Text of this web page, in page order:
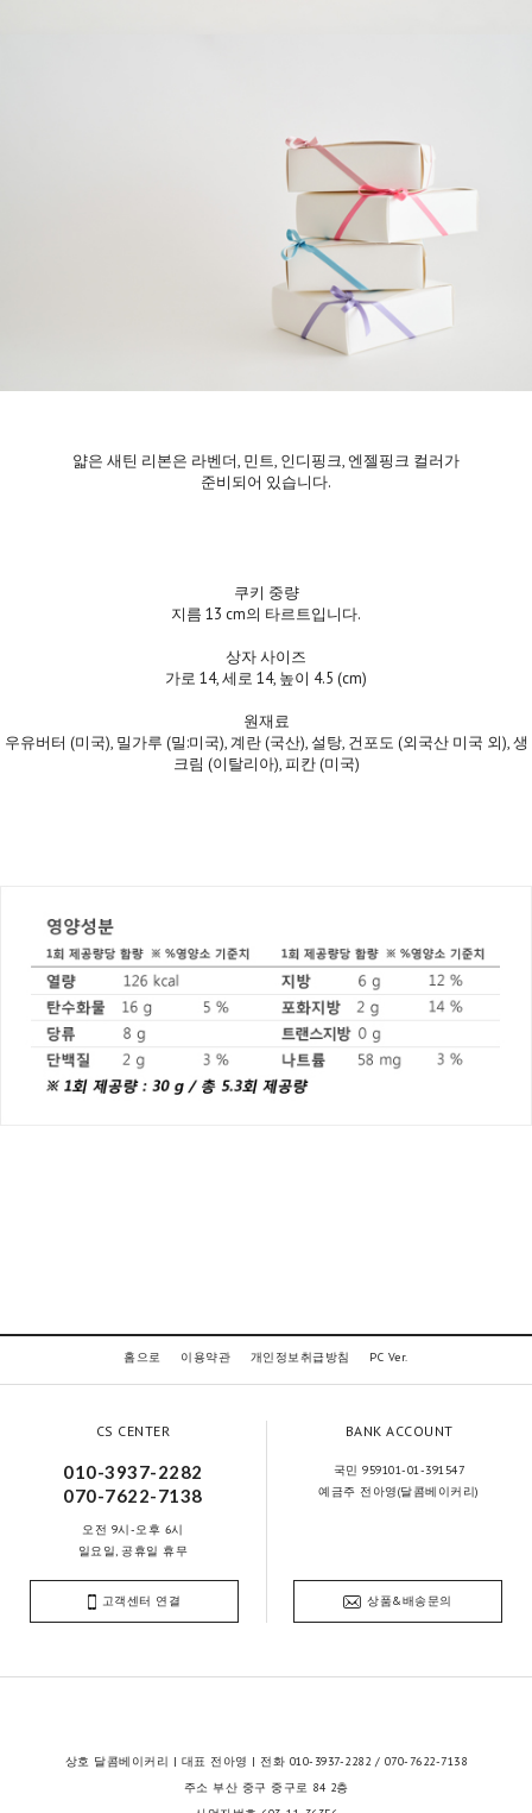
얇은 새틴 리본은 라벤더, 민트, 인디핑크, 엔젤핑크 컬러가
준비되어 있습니다.
쿠키 중량
지름 13 cm의 타르트입니다.
상자 사이즈
가로 14, 세로 14, 높이 4.5 (cm)
원재료
우유버터 (미국), 밀가루 (밀:미국), 계란 (국산), 설탕, 건포도 (외국산 미국 외), 생
크림 (이탈리아), 피칸 (미국)
홈으로 이용약관 개인정보취급방침 PC Ver.
CS CENTER
010-3937-2282
070-7622-7138
오전 9시-오후 6시
일요일, 공휴일 휴무
BANK ACCOUNT
국민 959101-01-391547
예금주 전아영(달콤베이커리)
고객센터 연결 상품&배송문의
상호 달콤베이커리 | 대표 전아영 | 전화 010-3937-2282 / 070-7622-7138
주소 부산 중구 중구로 84 2층